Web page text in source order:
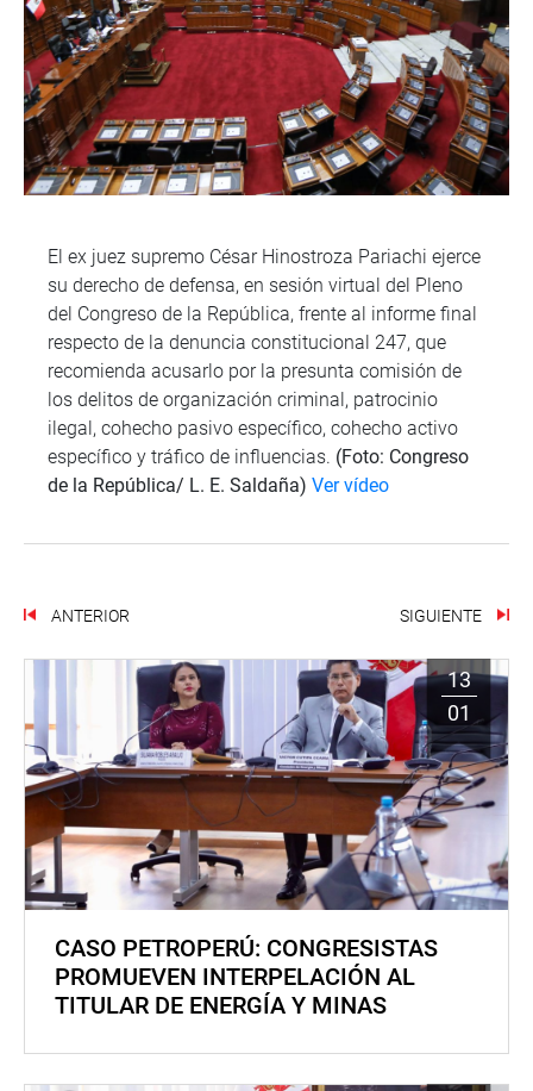
El ex juez supremo César Hinostroza Pariachi ejerce
su derecho de defensa, en sesión virtual del Pleno
del Congreso de la República, frente al informe final
respecto de la denuncia constitucional 247, que
recomienda acusarlo por la presunta comisión de
los delitos de organización criminal, patrocinio
ilegal, cohecho pasivo específico, cohecho activo
específico y tráfico de influencias. (Foto: Congreso
de la República/ L. E. Saldaña) Ver vídeo
ANTERIOR SIGUIENTE
13
01
CASO PETROPERÚ: CONGRESISTAS
PROMUEVEN INTERPELACIÓN AL
TITULAR DE ENERGÍA Y MINAS